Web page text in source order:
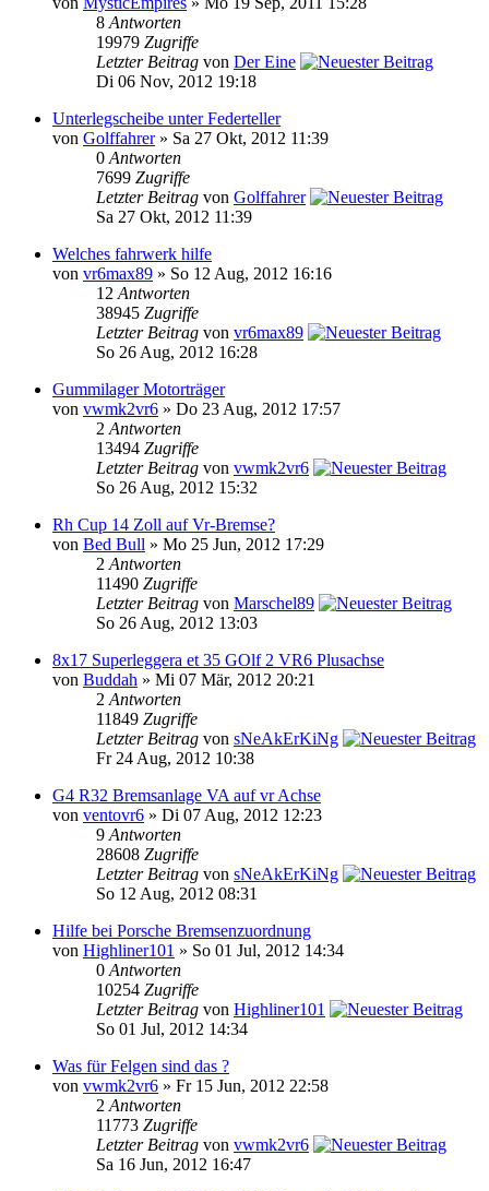
8 Antworten
19979 Zugriffe
Letzter Beitrag von Der Eine
Di 06 Nov, 2012 19:18
Unterlegscheibe unter Federteller
von Golffahrer» Sa 27 Okt, 2012 11:39
0 Antworten
7699 Zugriffe
Letzter Beitrag von Golffahrer
Sa 27 Okt, 2012 11:39
Welches fahrwerk hilfe
von vr6max89 » So 12 Aug, 2012 16:16
12 Antworten
38945 Zugriffe
Letzter Beitrag von vr6max89
So 26 Aug, 2012 16:28
Gummilager Motorträger
von vwmk2vr6 » Do 23 Aug, 2012 17:57
2 Antworten
13494 Zugriffe
Letzter Beitrag von vwmk2vr6
So 26 Aug, 2012 15:32
Rh Cup 14 Zoll auf Vr-Bremse?
von Bed Bull » Mo 25 Jun, 2012 17:29
2 Antworten
11490 Zugriffe
Letzter Beitrag von Marschel89
So 26 Aug, 2012 13:03
8x17 Superleggera et 35 GOlf 2 VR6 Plusachse
von Buddah » Mi 07 Mär, 2012 20:21
2 Antworten
11849 Zugriffe
Letzter Beitrag von sNeAkErKiNg
Fr 24 Aug, 2012 10:38
G4 R32 Bremsanlage VA auf vr Achse
von ventovr6 » Di 07 Aug, 2012 12:23
9 Antworten
28608 Zugriffe
Letzter Beitrag von sNeAkErKiNg
So 12 Aug, 2012 08:31
Hilfe bei Porsche Bremsenzuordnung
von Highliner101 » So 01 Jul, 2012 14:34
0 Antworten
10254 Zugriffe
Letzter Beitrag von Highliner101
So 01 Jul, 2012 14:34
Was für Felgen sind das ?
von vwmk2vr6 » Fr 15 Jun, 2012 22:58
2 Antworten
11773 Zugriffe
Letzter Beitrag von vwmk2vr6
Sa 16 Jun, 2012 16:47